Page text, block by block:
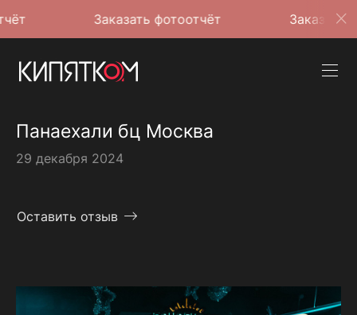
Заказать фотоотчёт Заказать
Панаехали бц Москва
29 декабря 2024
Оставить отзыв